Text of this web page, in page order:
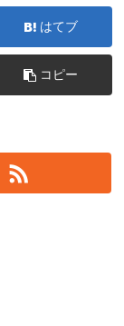
はてブ
コピー